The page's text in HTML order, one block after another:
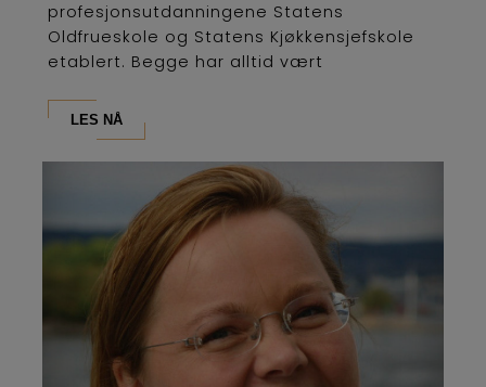
profesjonsutdanningene Statens
Oldfrueskole og Statens Kjøkkensjefskole
etablert. Begge har alltid vært
LES NÅ